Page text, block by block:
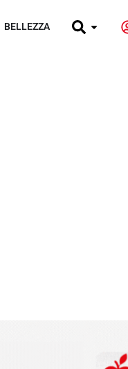
BELLEZZA